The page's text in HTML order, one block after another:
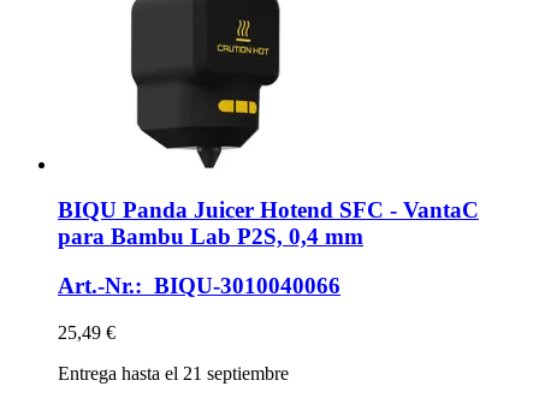
BIQU Panda Juicer Hotend SFC -​ VantaC
para Bambu Lab P2S, 0,4 mm
Art.-Nr.: BIQU-3010040066
25,49 €
Entrega hasta el 21 septiembre